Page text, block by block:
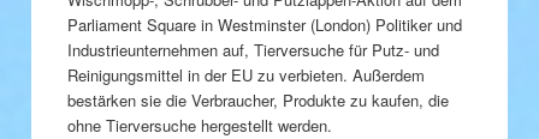
Parliament Square in Westminster (London) Politiker und
Industrieunternehmen auf, Tierversuche für Putz- und
Reinigungsmittel in der EU zu verbieten. Außerdem
bestärken sie die Verbraucher, Produkte zu kaufen, die
ohne Tierversuche hergestellt werden.